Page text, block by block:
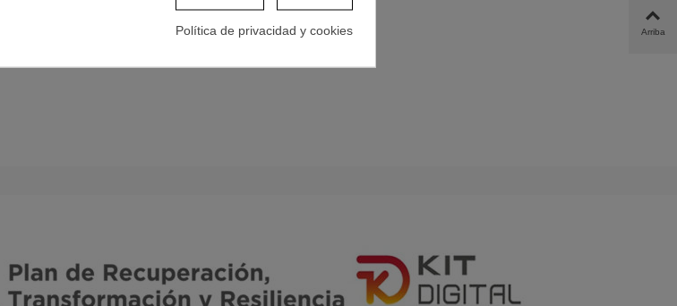
Arriba
Política de privacidad y cookies